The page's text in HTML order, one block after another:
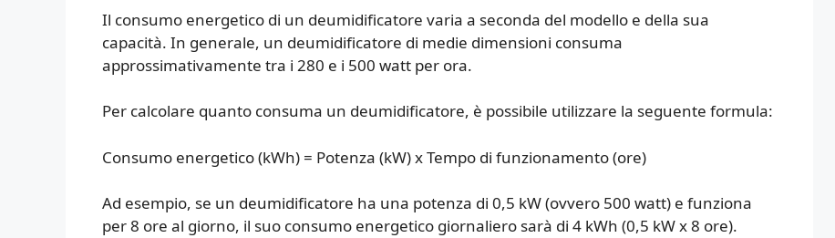
Il consumo energetico di un deumidificatore varia a seconda del modello e della sua
capacità. In generale, un deumidificatore di medie dimensioni consuma
approssimativamente tra i 280 e i 500 watt per ora.
Per calcolare quanto consuma un deumidificatore, è possibile utilizzare la seguente formula:
Consumo energetico (kWh) = Potenza (kW) x Tempo di funzionamento (ore)
Ad esempio, se un deumidificatore ha una potenza di 0,5 kW (ovvero 500 watt) e funziona
per 8 ore al giorno, il suo consumo energetico giornaliero sarà di 4 kWh (0,5 kW x 8 ore).